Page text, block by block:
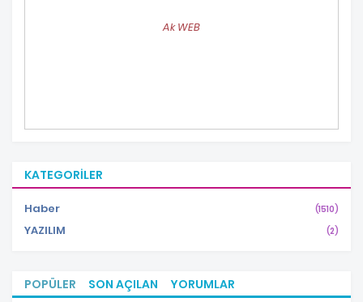
Ak WEB
KATEGORILER
Haber (1510)
YAZILIM (2)
POPÜLER SON AÇILAN YORUMLAR